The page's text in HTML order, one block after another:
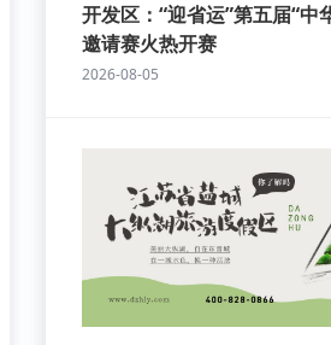
开发区：“迎省运”第五届“中
邀请赛火热开赛
2026-08-05